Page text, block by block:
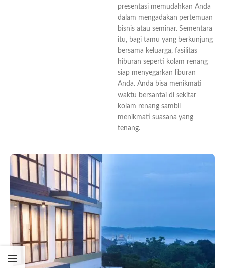
presentasi memudahkan Anda
dalam mengadakan pertemuan
bisnis atau seminar. Sementara
itu, bagi tamu yang berkunjung
bersama keluarga, fasilitas
hiburan seperti kolam renang
siap menyegarkan liburan
Anda. Anda bisa menikmati
waktu bersantai di sekitar
kolam renang sambil
menikmati suasana yang
tenang.